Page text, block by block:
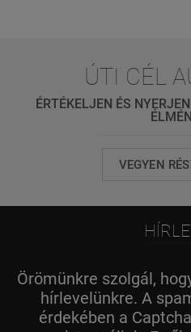
ÚTI CÉL
ÉRTÉKELJEN ÉS
VEGYEN
Örömünkre szolgál,
hírlevelünkre. A
érdekében a